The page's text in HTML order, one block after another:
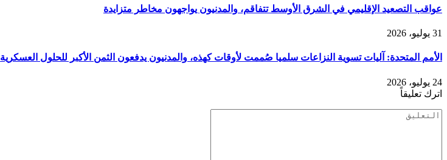
عواقب التصعيد الإقليمي في الشرق الأوسط تتفاقم، والمدنيون يواجهون مخاطر متزايدة
31 يوليو، 2026
الأمم المتحدة: آليات تسوية النزاعات سلميا صُممت لأوقات كهذه، والمدنيون يدفعون الثمن الأكبر للحلول العسكرية
24 يوليو، 2026
اترك تعليقاً